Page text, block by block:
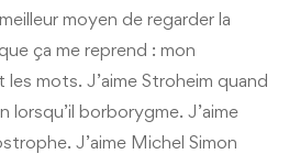
moyen de regarder la
ça me reprend : mon
mots. J’aime Stroheim quand
lorsqu’il borborygme. J’aime
J’aime Michel Simon